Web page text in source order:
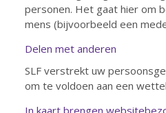
personen. Het gaat hier om
mens (bijvoorbeeld een
Delen met anderen
SLF verstrekt uw
om te voldoen aan een
In kaart brengen